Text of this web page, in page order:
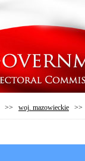
>> woj. mazowieckie